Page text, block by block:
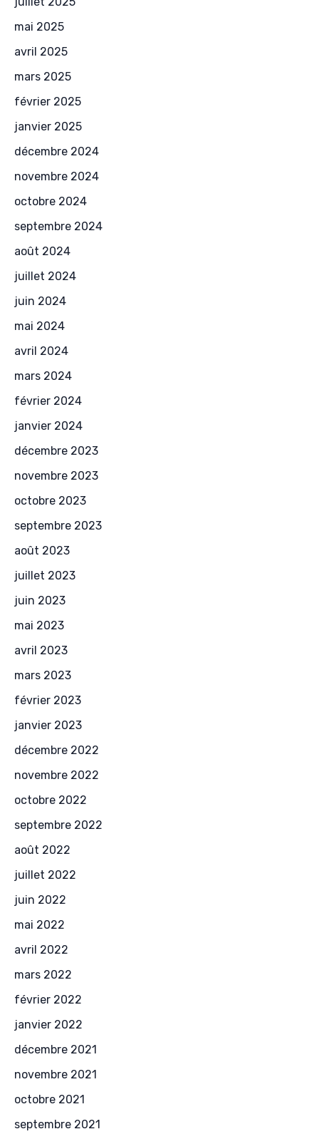
mai 2025
avril 2025
mars 2025
février 2025
janvier 2025
décembre 2024
novembre 2024
octobre 2024
septembre 2024
août 2024
juillet 2024
juin 2024
mai 2024
avril 2024
mars 2024
février 2024
janvier 2024
décembre 2023
novembre 2023
octobre 2023
septembre 2023
août 2023
juillet 2023
juin 2023
mai 2023
avril 2023
mars 2023
février 2023
janvier 2023
décembre 2022
novembre 2022
octobre 2022
septembre 2022
août 2022
juillet 2022
juin 2022
mai 2022
avril 2022
mars 2022
février 2022
janvier 2022
décembre 2021
novembre 2021
octobre 2021
septembre 2021